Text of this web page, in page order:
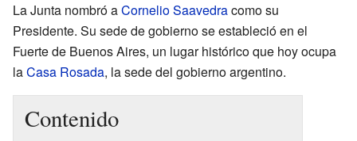
La Junta nombró aCornelio Saavedracomo su
Presidente. Su sede de gobierno se estableció en el
Fuerte de Buenos Aires, un lugar histórico que hoy ocupa
laCasa Rosada, la sede del gobierno argentino.
Contenido